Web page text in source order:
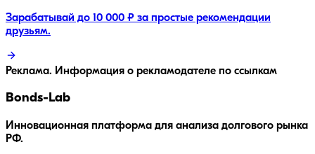
Зарабатывай до 10 000 ₽ за простые рекомендации
друзьям.
Реклама. Информация о рекламодателе по ссылкам
Bonds-Lab
Инновационная платформа для анализа долгового рынка
РФ.